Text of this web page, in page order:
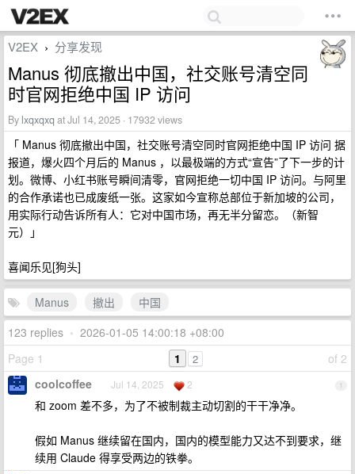
V2EX › 分享发现
Manus 彻底撤出中国，社交账号清空同
时官网拒绝中国 IP 访问
By lxqxqxq at Jul 14, 2025 · 17932 views
「 Manus 彻底撤出中国，社交账号清空同时官网拒绝中国 IP 访问 据
报道，爆火四个月后的 Manus ，以最极端的方式“宣告”了下一步的计
划。微博、小红书账号瞬间清零，官网拒绝一切中国 IP 访问。与阿里
的合作承诺也已成废纸一张。这家如今宣称总部位于新加坡的公司，
用实际行动告诉所有人：它对中国市场，再无半分留恋。（新智
元）」
喜闻乐见[狗头]
Manus 撤出
中国
123 replies • 2026-01-05 14:00:18 +08:00
Page 1
of 2
1 2
1
coolcoffee Jul 14, 2025 2
和 zoom 差不多，为了不被制裁主动切割的干干净净。
假如 Manus 继续留在国内，国内的模型能力又达不到要求，继
续用 Claude 得享受两边的铁拳。